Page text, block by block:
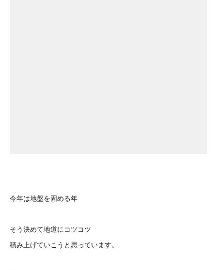
今年は地盤を固める年
そう決めて地道にコツコツ
積み上げていこうと思っています。